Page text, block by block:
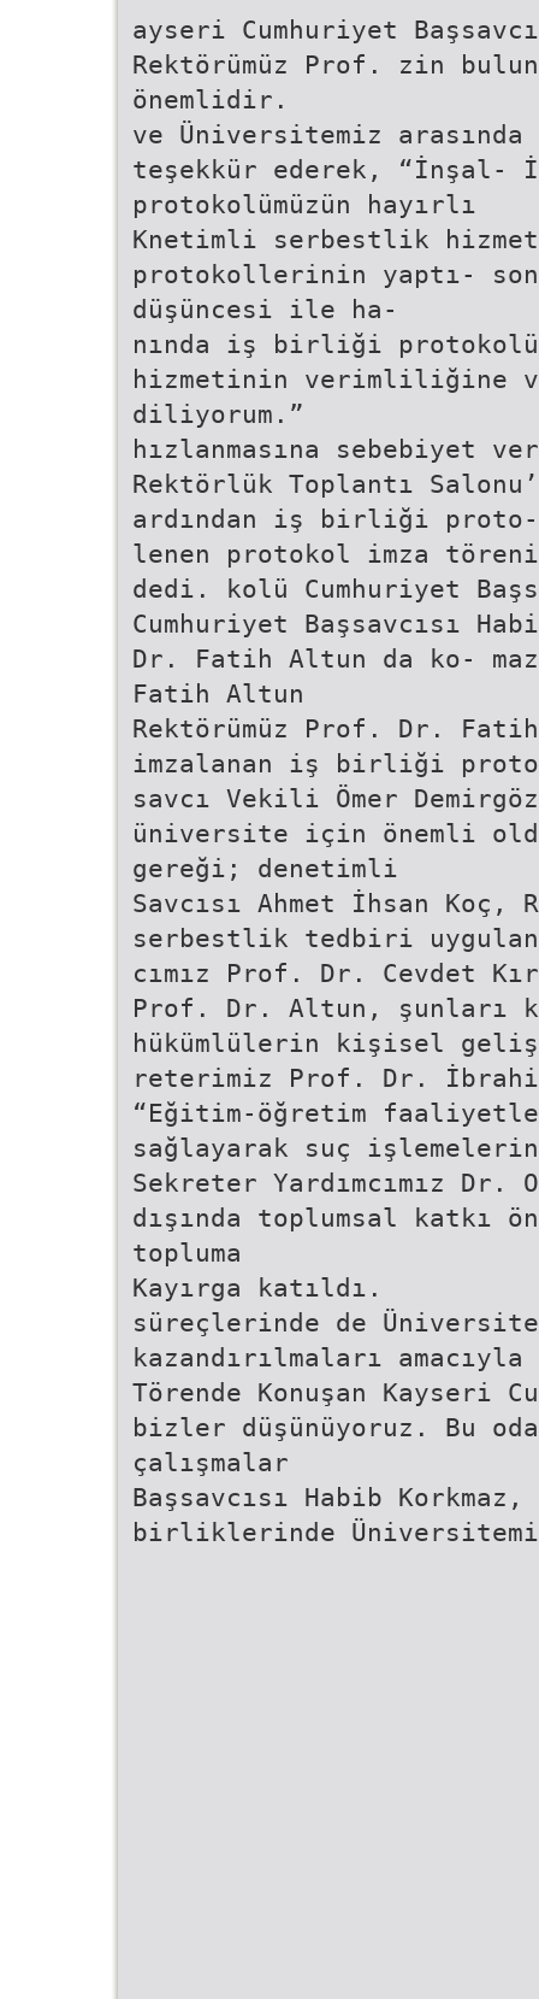
ayseri Cumhuriyet
Rektörümüz Prof. zin
önemlidir.
ve Üniversitemiz
teşekkür ederek,
protokolümüzün hayırlı
Knetimli serbestlik
protokollerinin yaptı-
düşüncesi ile ha-
nında iş birliği protokolü
hizmetinin verimliliğine
diliyorum.”
hızlanmasına sebebiyet
Rektörlük Toplantı
ardından iş birliği proto-
lenen protokol imza
dedi. kolü Cumhuriyet
Cumhuriyet Başsavcısı
Dr. Fatih Altun da ko-
Fatih Altun
Rektörümüz Prof. Dr.
imzalanan iş birliği
savcı Vekili Ömer
üniversite için önemli
gereği; denetimli
Savcısı Ahmet İhsan
serbestlik tedbiri
cımız Prof. Dr. Cevdet
Prof. Dr. Altun, şunları
hükümlülerin kişisel
reterimiz Prof. Dr.
“Eğitim-öğretim
sağlayarak suç
Sekreter Yardımcımız
dışında toplumsal katkı
topluma
Kayırga katıldı.
süreçlerinde de
kazandırılmaları
Törende Konuşan Kayseri
bizler düşünüyoruz. Bu
çalışmalar
Başsavcısı Habib
birliklerinde